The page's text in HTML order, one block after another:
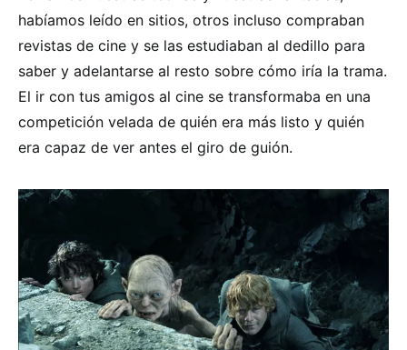
habíamos leído en sitios, otros incluso compraban
revistas de cine y se las estudiaban al dedillo para
saber y adelantarse al resto sobre cómo iría la trama.
El ir con tus amigos al cine se transformaba en una
competición velada de quién era más listo y quién
era capaz de ver antes el giro de guión.